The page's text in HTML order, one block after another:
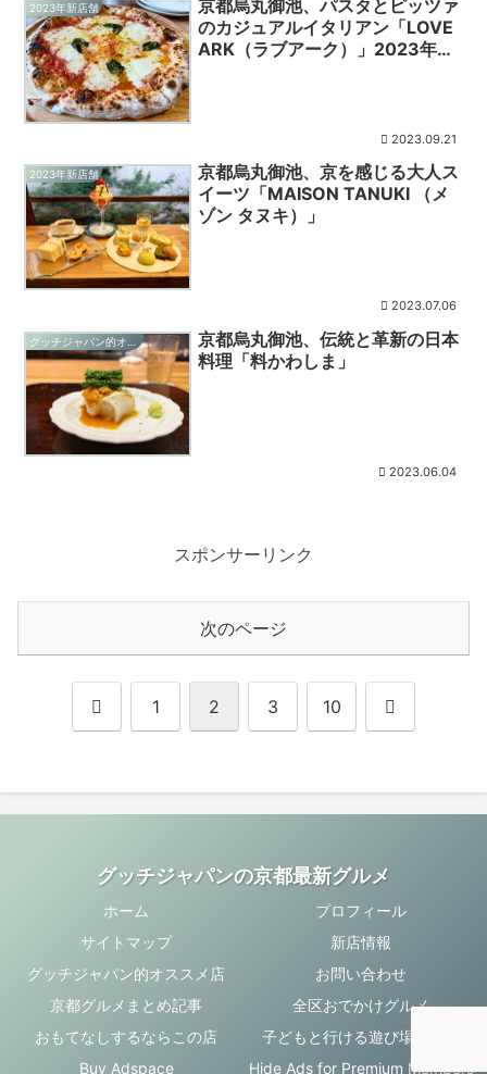
2023年新店舗
京都烏丸御池、パスタとピッツァ
のカジュアルイタリアン「LOVE
ARK（ラブアーク）」2023年9
2023.09.21
2023年新店舗
京都烏丸御池、京を感じる大人ス
イーツ「MAISON TANUKI （メ
ゾン タヌキ）」
2023.07.06
京都烏丸御池、伝統と革新の日本
料理「料かわしま」
2023.06.04
スポンサーリンク
次のページ
前 1 2 3 10 次
グッチジャパンの京都最新グルメ
ホーム
プロフィール
サイトマップ
新店情報
グッチジャパン的オススメ店
お問い合わせ
京都グルメまとめ記事
全区おでかけグルメ
おもてなしするならこの店
子どもと行ける遊び場・お店
Buy Adspace
Hide Ads for Premium Members